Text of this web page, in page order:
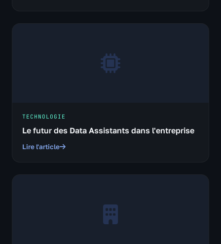
TECHNOLOGIE
Le futur des Data Assistants dans l'entreprise
Lire l'article